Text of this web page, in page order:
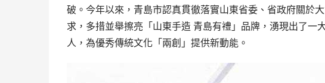
破。今年以來，青島市認真貫徹落實山東省委、省政府關於
求，多措並舉擦亮「山東手造 青島有禮」品牌，湧現出了
人，為優秀傳統文化「兩創」提供新動能。